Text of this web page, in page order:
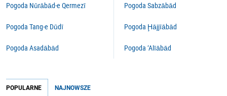
Pogoda Nūrābād-e Qermezī
Pogoda Tang-e Dūdī
Pogoda Asadābād
Pogoda Sabzābād
Pogoda Ḩājjīābād
Pogoda ‘Alīābād
POPULARNE NAJNOWSZE